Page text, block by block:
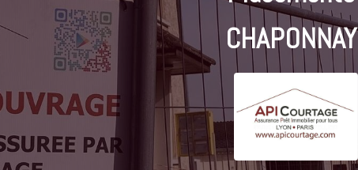
CHAPONNAY